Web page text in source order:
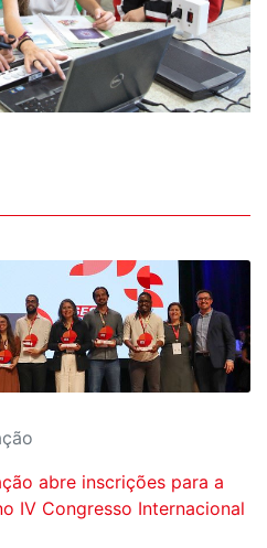
abre inscrições para a
IV Congresso Internacional